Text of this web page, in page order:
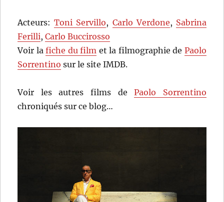
Acteurs:Toni Servillo, Carlo Verdone, Sabrina
Ferilli,Carlo Buccirosso
Voir lafiche du film et la filmographie de Paolo
Sorrentino sur le site IMDB.
Voir les autres films dePaolo Sorrentino
chroniqués sur ce blog…